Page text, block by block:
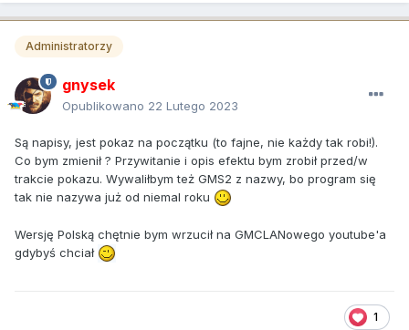
Administratorzy
gnysek
Opublikowano 22 Lutego 2023
Są napisy, jest pokaz na początku (to fajne, nie każdy tak robi!).
Co bym zmienił ? Przywitanie i opis efektu bym zrobił przed/w
trakcie pokazu. Wywaliłbym też GMS2 z nazwy, bo program się
tak nie nazywa już od niemal roku
Wersję Polską chętnie bym wrzucił na GMCLANowego youtube'a
gdybyś chciał
1